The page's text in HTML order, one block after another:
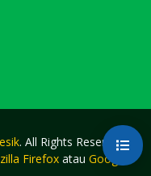
. All Rights Reserved.
Firefox atau Google